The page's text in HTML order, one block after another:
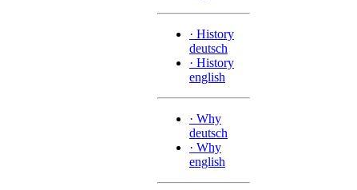
· History
deutsch
· History
english
· Why
deutsch
· Why
english